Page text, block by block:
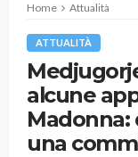
Home Attualità
ATTUALITÀ
alcune
una